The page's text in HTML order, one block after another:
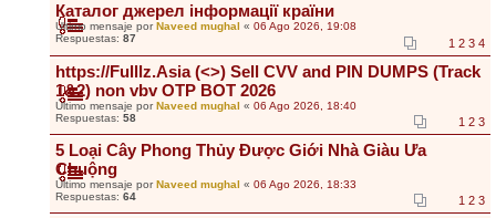
Каталог джерел інформації країни
Último mensaje porNaveed mughal « 06 Ago 2026, 19:08
Respuestas: 87 1 2 3 4
https://Fulllz.Asia (<>) Sell CVV and PIN DUMPS (Track
1&2) non vbv OTP BOT 2026
Último mensaje porNaveed mughal « 06 Ago 2026, 18:40
Respuestas: 58 1 2 3
5 Loại Cây Phong Thủy Được Giới Nhà Giàu Ưa
Chuộng
Último mensaje porNaveed mughal « 06 Ago 2026, 18:33
Respuestas: 64 1 2 3